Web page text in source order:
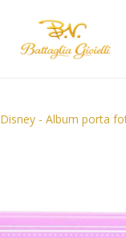
Disney - Album porta